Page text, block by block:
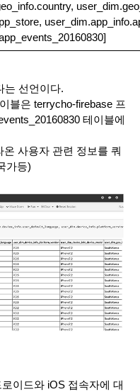
는 선언이다.
블은 terrycho-firebase 프
테이블에
사용자 관련 정보를 쿼
가등)
이드와 iOS 접속자에 대